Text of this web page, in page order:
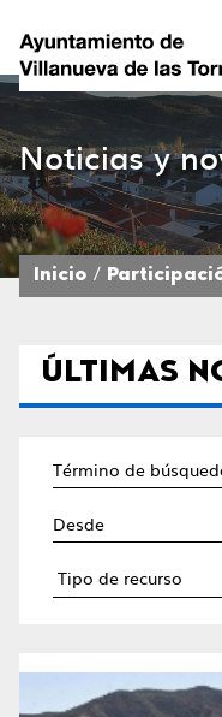
Noticias y
Inicio
ÚLTIMAS